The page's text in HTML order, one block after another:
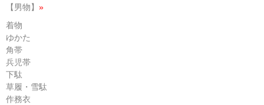
【男物】 »
着物
ゆかた
角帯
兵児帯
下駄
草履・雪駄
作務衣